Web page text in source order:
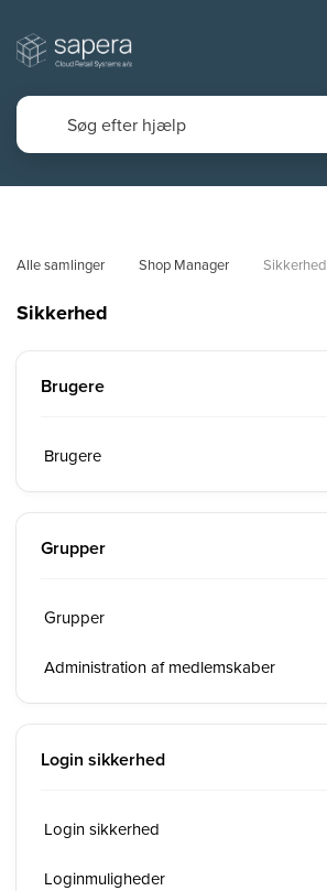
Alle samlinger Shop Manager Sikkerhed
Sikkerhed
Brugere
Brugere
Grupper
Grupper
Administration af medlemskaber
Login sikkerhed
Login sikkerhed
Loginmuligheder